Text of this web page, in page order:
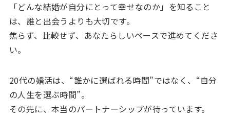
「どんな結婚が自分にとって幸せなのか」を知ること
は、誰と出会うよりも大切です。
焦らず、比較せず、あなたらしいペースで進めてくださ
い。
20代の婚活は、“誰かに選ばれる時間”ではなく、“自分
の人生を選ぶ時間”。
その先に、本当のパートナーシップが待っています。